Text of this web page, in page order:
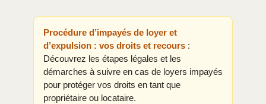
Procédure d’impayés de loyer et
d’expulsion : vos droits et recours :
Découvrez les étapes légales et les
démarches à suivre en cas de loyers impayés
pour protéger vos droits en tant que
propriétaire ou locataire.